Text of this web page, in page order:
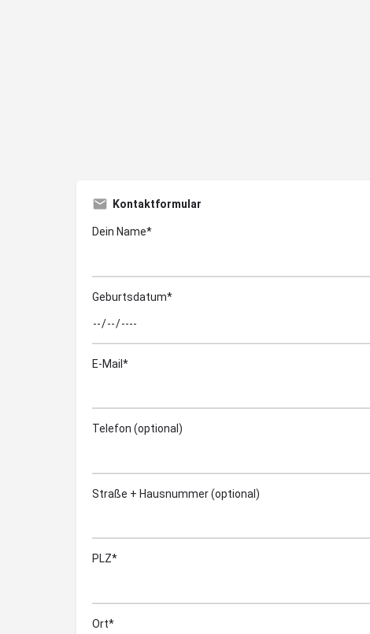
Kontaktformular
Dein Name*
Geburtsdatum*
E-Mail*
Telefon (optional)
Straße + Hausnummer (optional)
PLZ*
Ort*